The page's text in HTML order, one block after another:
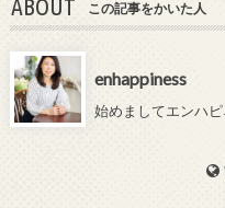
ABOUT この記事をかいた人
enhappiness
始めましてエンハ